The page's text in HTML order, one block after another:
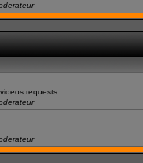
requests